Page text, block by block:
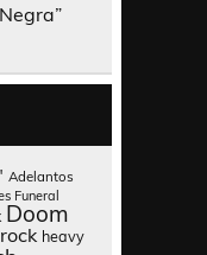
Adelantos
Funeral
Doom
heavy